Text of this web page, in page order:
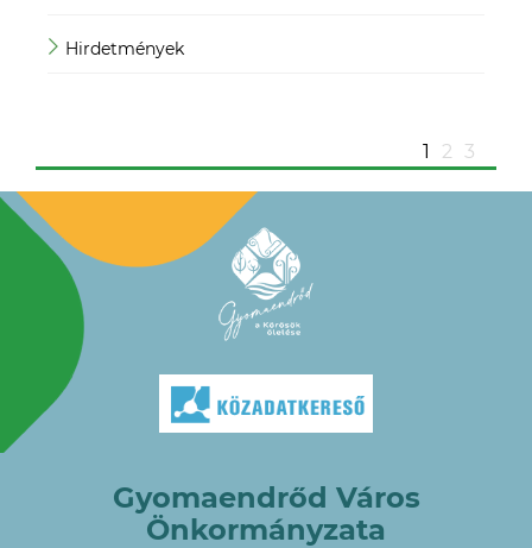
Hirdetmények
1 2 3
Gyomaendrőd Város
Önkormányzata